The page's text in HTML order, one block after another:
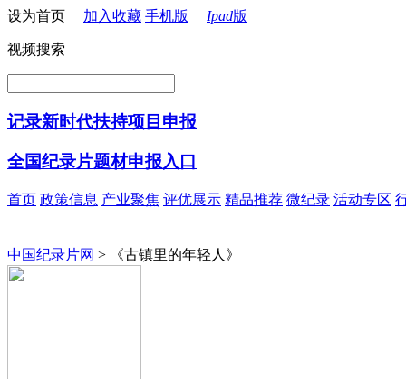
设为首页 加入收藏 手机版 Ipad版
视频搜索
记录新时代扶持项目申报
全国纪录片题材申报入口
首页 政策信息 产业聚焦 评优展示 精品推荐 微纪录 活动专区
中国纪录片网 > 《古镇里的年轻人》